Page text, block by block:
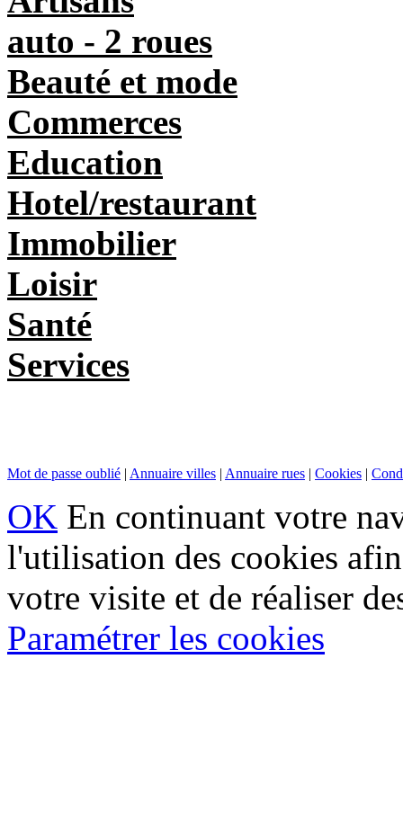
auto - 2 roues
Beauté et mode
Commerces
Education
Hotel/restaurant
Immobilier
Loisir
Santé
Services
Mot de passe oublié | Annuaire villes | Annuaire rues | Cookies |
OK En continuant votre
l'utilisation des cookies
votre visite et de réaliser
Paramétrer les cookies